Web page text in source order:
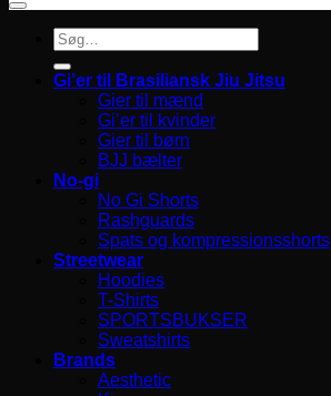
Søg
efter:
Gi’er til Brasiliansk Jiu Jitsu
Gier til mænd
Gi’er til kvinder
Gier til børn
BJJ bælter
No-gi
No Gi Shorts
Rashguards
Spats og kompressionsshorts
Streetwear
Hoodies
T-Shirts
SPORTSBUKSER
Sweatshirts
Brands
Aesthetic